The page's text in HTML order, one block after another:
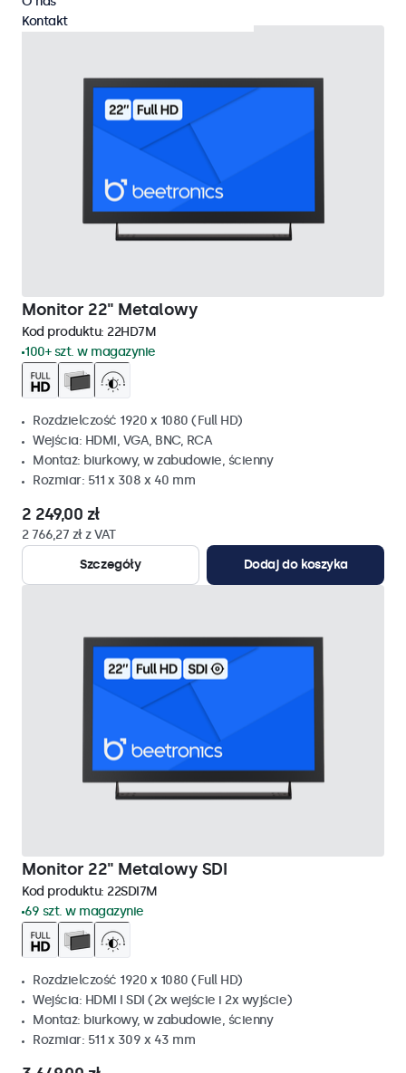
Monitor 22" Metalowy
Kod produktu: 22HD7M
100+ szt. w magazynie
Rozdzielczość 1920 x 1080 (Full HD)
Wejścia: HDMI, VGA, BNC, RCA
Montaż: biurkowy, w zabudowie, ścienny
Rozmiar: 511 x 308 x 40 mm
2 249,00 zł
2 766,27 zł z VAT
Szczegóły
Dodaj do koszyka
Monitor 22" Metalowy SDI
Kod produktu: 22SDI7M
69 szt. w magazynie
Rozdzielczość 1920 x 1080 (Full HD)
Wejścia: HDMI I SDI (2x wejście i 2x wyjście)
Montaż: biurkowy, w zabudowie, ścienny
Rozmiar: 511 x 309 x 43 mm
Kontakt